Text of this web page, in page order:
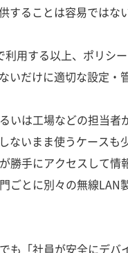
ることは容易ではない
用する以上、ポリシ
だけに適切な設定・
いは工場などの担当者
ないまま使うケースも
勝手にアクセスして情
とに別々の無線LAN
も「社員が安全にデバ